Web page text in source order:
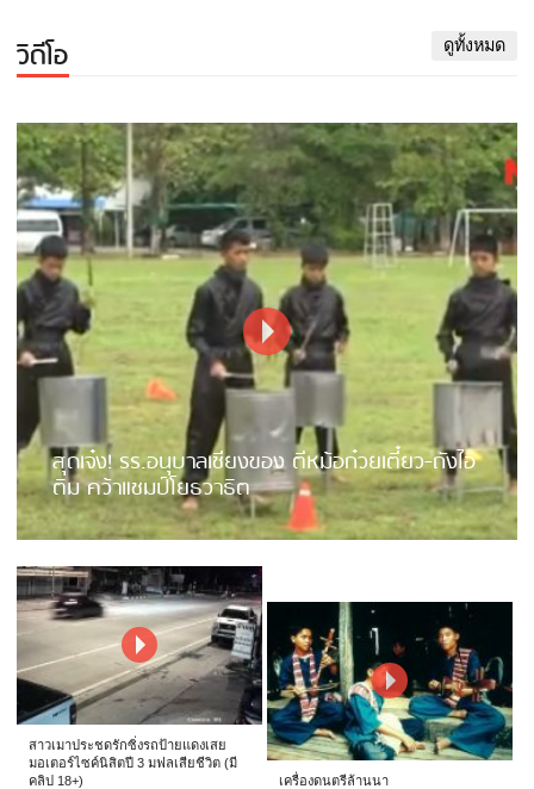
วิดีโอ ดูทั้งหมด
สุดเจ๋ง! รร.อนุบาลเชียงของ ตีหม้อก๋วยเตี๋ยว-ถังไอ
ติม คว้าแชมป์โยธวาธิต
สาวเมาประชดรักซิ่งรถป้ายแดงเสย
มอเตอร์ไซค์นิสิตปี 3 มฟลเสียชีวิต (มี
คลิป 18+)
เครื่องดนตรีล้านนา